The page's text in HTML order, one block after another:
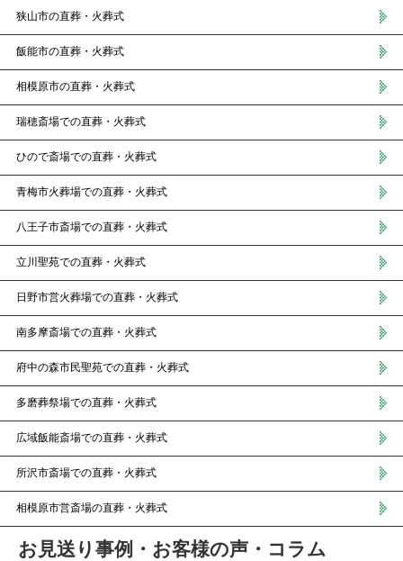
狭山市の直葬・火葬式
飯能市の直葬・火葬式
相模原市の直葬・火葬式
瑞穂斎場での直葬・火葬式
ひので斎場での直葬・火葬式
青梅市火葬場での直葬・火葬式
八王子市斎場での直葬・火葬式
立川聖苑での直葬・火葬式
日野市営火葬場での直葬・火葬式
南多摩斎場での直葬・火葬式
府中の森市民聖苑での直葬・火葬式
多磨葬祭場での直葬・火葬式
広域飯能斎場での直葬・火葬式
所沢市斎場での直葬・火葬式
相模原市営斎場の直葬・火葬式
お見送り事例・お客様の声・コラム